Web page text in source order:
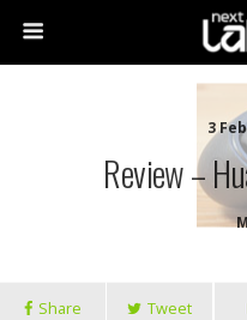
3
Review –
Share Tweet